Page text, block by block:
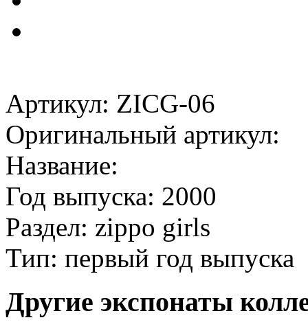
Артикул: ZICG-06
Оригинальный артикул:
Название:
Год выпуска: 2000
Раздел: zippo girls
Тип: первый год выпуска
Другие экспонаты